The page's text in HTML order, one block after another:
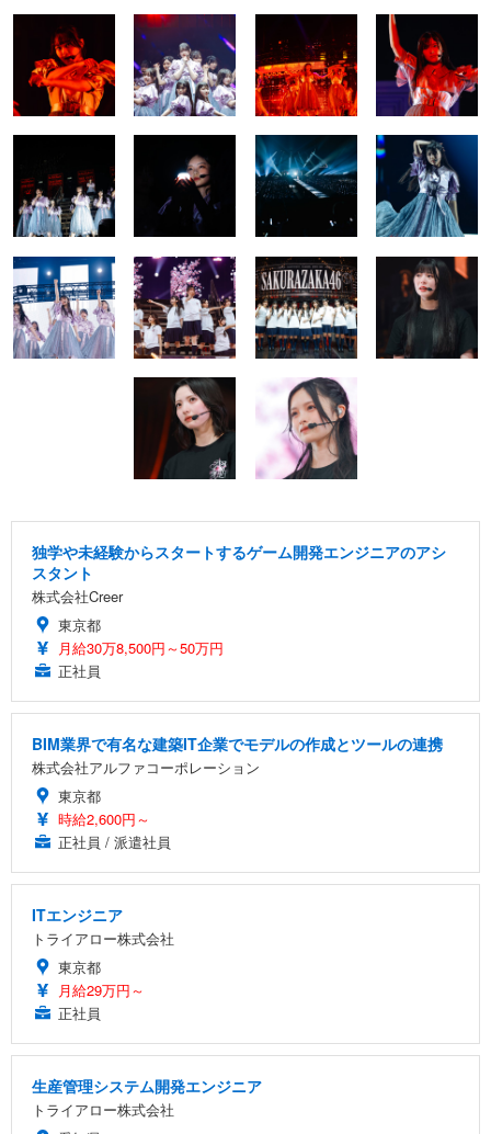
独学や未経験からスタートするゲーム開発エンジニアのアシ
スタント
株式会社Creer
東京都
月給30万8,500円～50万円
正社員
BIM業界で有名な建築IT企業でモデルの作成とツールの連携
株式会社アルファコーポレーション
東京都
時給2,600円～
正社員 / 派遣社員
ITエンジニア
トライアロー株式会社
東京都
月給29万円～
正社員
生産管理システム開発エンジニア
トライアロー株式会社